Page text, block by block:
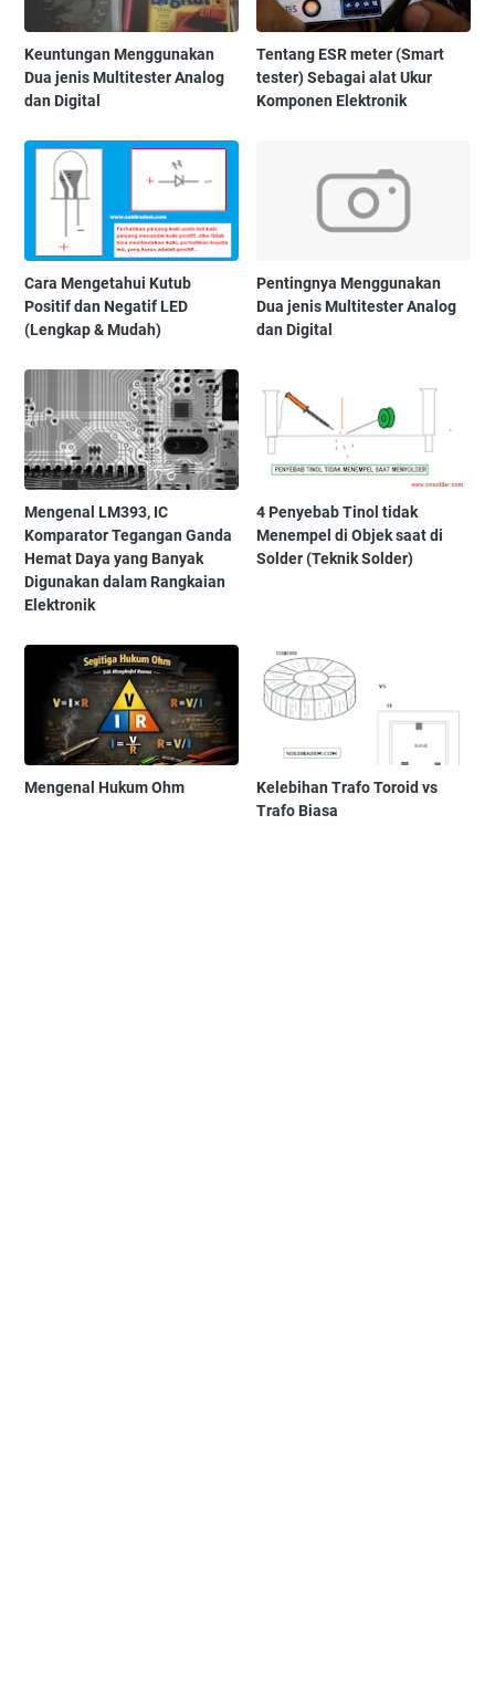
Keuntungan Menggunakan
Dua jenis Multitester Analog
dan Digital
Tentang ESR meter (Smart
tester) Sebagai alat Ukur
Komponen Elektronik
Cara Mengetahui Kutub
Positif dan Negatif LED
(Lengkap & Mudah)
Pentingnya Menggunakan
Dua jenis Multitester Analog
dan Digital
Mengenal LM393, IC
Komparator Tegangan Ganda
Hemat Daya yang Banyak
Digunakan dalam Rangkaian
Elektronik
4 Penyebab Tinol tidak
Menempel di Objek saat di
Solder (Teknik Solder)
Mengenal Hukum Ohm
Kelebihan Trafo Toroid vs
Trafo Biasa